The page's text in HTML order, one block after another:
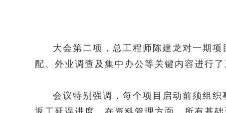
大会第二项，总工程师陈建龙对一期
配、外业调查及集中办公等关键内容进行
会议特别强调，每个项目启动前须组
返工延误进度。在资料管理方面，所有基